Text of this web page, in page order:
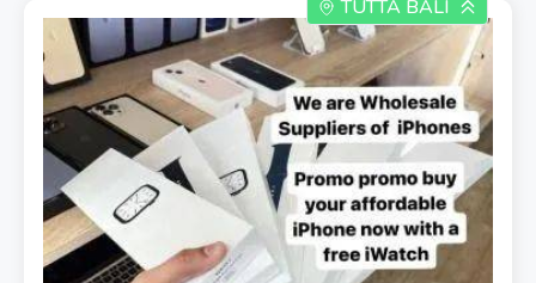
TUTTA BALI